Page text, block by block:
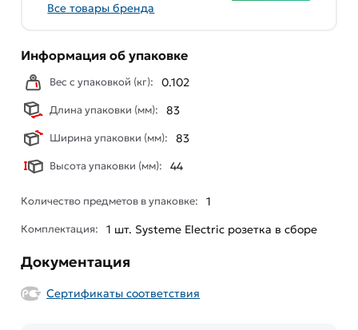
Все товары бренда
Информация об упаковке
Вес с упаковкой (кг): 0.102
Длина упаковки (мм): 83
Ширина упаковки (мм): 83
Высота упаковки (мм): 44
Количество предметов в упаковке: 1
Комплектация: 1 шт. Systeme Electric розетка в сборе
Документация
Сертификаты соответствия